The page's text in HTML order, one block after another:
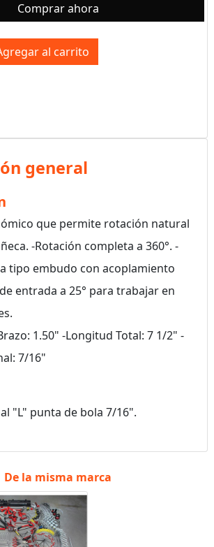
Comprar ahora
al carrito
general
que permite rotación natural
-Rotación completa a 360°. -
tipo embudo con acoplamiento
entrada a 25° para trabajar en
1.50" -Longitud Total: 7 1/2" -
7/16"
"L" punta de bola 7/16".
De la misma marca